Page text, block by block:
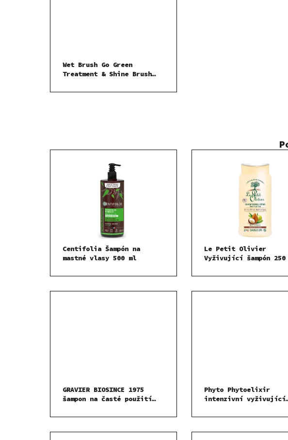
Wet Brush Go Green
Treatment & Shine Brush
Centifolia Šampón na
mastné vlasy 500 ml
Le Petit Olivier
Vyživující šampón 250
GRAVIER BIOSINCE 1975
šampon na časté použití
Phyto Phytoelixir
intenzivní vyživující
ml